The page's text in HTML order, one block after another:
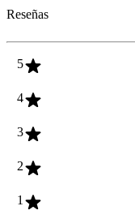
Reseñas
5
4
3
2
1